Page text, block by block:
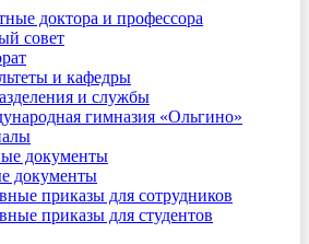
доктора и профессора
совет
и кафедры
и службы
гимназия «Ольгино»
документы
документы
приказы для сотрудников
приказы для студентов